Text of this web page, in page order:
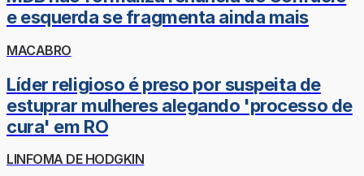
e esquerda se fragmenta ainda mais
MACABRO
Líder religioso é preso por suspeita de
estuprar mulheres alegando 'processo de
cura' em RO
LINFOMA DE HODGKIN